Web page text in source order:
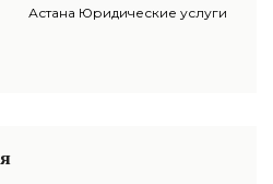
Астана Юридические услуги